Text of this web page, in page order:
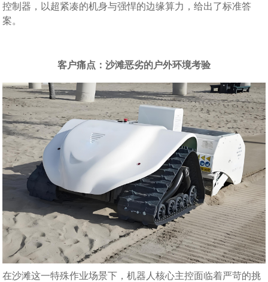
控制器，以超紧凑的机身与强悍的边缘算力，给出了标准答
案。
客户痛点：沙滩恶劣的户外环境考验
在沙滩这一特殊作业场景下，机器人核心主控面临着严苛的挑